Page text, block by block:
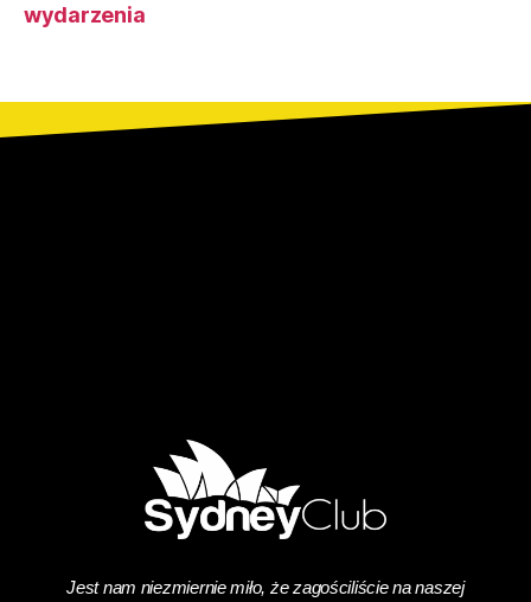
wydarzenia
Jest nam niezmiernie miło, że zagościliście na naszej